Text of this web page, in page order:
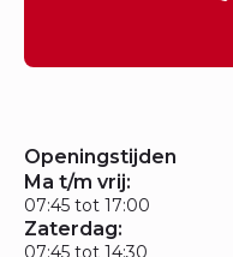
Openingstijden
Ma t/m vrij:
07:45 tot 17:00
Zaterdag:
07:45 tot 14:30